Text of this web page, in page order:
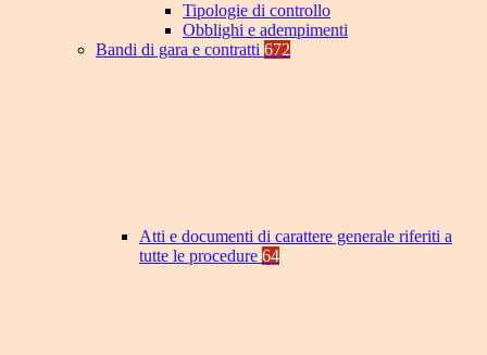
Tipologie di controllo
Obblighi e adempimenti
Bandi di gara e contratti 672
Atti e documenti di carattere generale riferiti a
tutte le procedure 64